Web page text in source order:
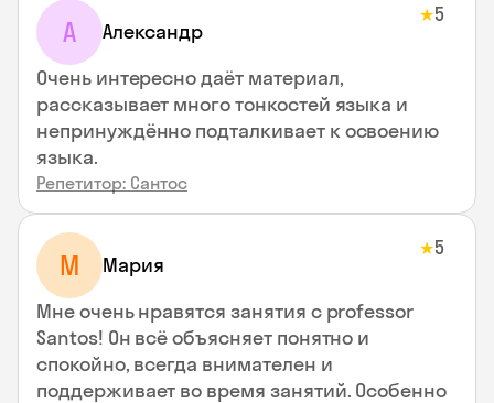
А Александр
★5
Очень интересно даёт материал,
рассказывает много тонкостей языка и
непринуждённо подталкивает к освоению
языка.
Репетитор: Сантос
М Мария
★5
Мне очень нравятся занятия с professor
Santos! Он всё объясняет понятно и
спокойно, всегда внимателен и
поддерживает во время занятий. Особенно